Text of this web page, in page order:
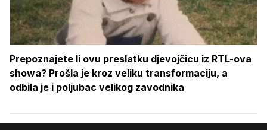
Prepoznajete li ovu preslatku djevojčicu iz RTL-ova
showa? Prošla je kroz veliku transformaciju, a
odbila je i poljubac velikog zavodnika